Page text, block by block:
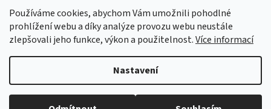
Používáme cookies, abychom Vám umožnili pohodlné
prohlížení webu a díky analýze provozu webu neustále
zlepšovali jeho funkce, výkon a použitelnost.Více informací
Nastavení
Copyright 2026eshop.autobranka.cz. Všechna práva vyhrazena.